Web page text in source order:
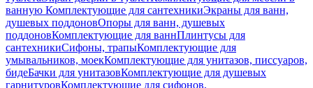
ванную Комплектующие для сантехникиЭкраны для ванн,
душевых поддоновОпоры для ванн, душевых
поддоновКомплектующие для ваннПлинтусы для
сантехникиСифоны, трапыКомплектующие для
умывальников, моекКомплектующие для унитазов, писсуаров,
бидеБачки для унитазовКомплектующие для душевых
гарнитуровКомплектующие для сифонов,